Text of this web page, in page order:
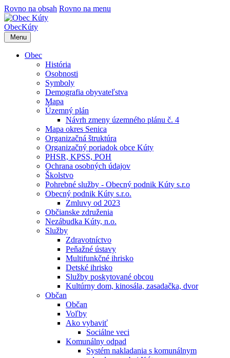
Rovno na obsah Rovno na menu
ObecKúty
Menu
Obec
História
Osobnosti
Symboly
Demografia obyvateľstva
Mapa
Územný plán
Návrh zmeny územného plánu č. 4
Mapa okres Senica
Organizačná štruktúra
Organizačný poriadok obce Kúty
PHSR, KPSS, POH
Ochrana osobných údajov
Školstvo
Pohrebné služby - Obecný podnik Kúty s.r.o
Obecný podnik Kúty s.r.o.
Zmluvy od 2023
Občianske združenia
Nezábudka Kúty, n.o.
Služby
Zdravotníctvo
Peňažné ústavy
Multifunkčné ihrisko
Detské ihrisko
Služby poskytované obcou
Kultúrny dom, kinosála, zasadačka, dvor
Občan
Občan
Voľby
Ako vybaviť
Sociálne veci
Komunálny odpad
Systém nakladania s komunálnym